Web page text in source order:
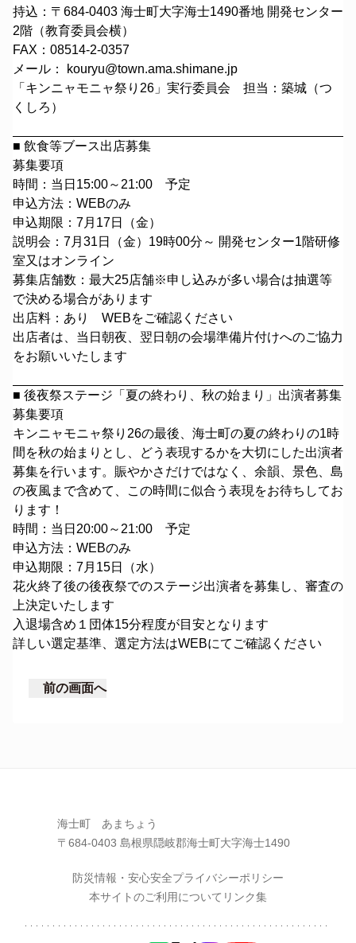
持込：〒684-0403 海士町大字海士1490番地 開発センター
2階（教育委員会横）
FAX：08514-2-0357
メール： kouryu@town.ama.shimane.jp
「キンニャモニャ祭り26」実行委員会 担当：築城（つ
くしろ）
■ 飲食等ブース出店募集
募集要項
時間：当日15:00～21:00 予定
申込方法： WEBのみ
申込期限：7月17日（金）
説明会：7月31日（金）19時00分～ 開発センター1階研修
室又はオンライン
募集店舗数：最大25店舗※申し込みが多い場合は抽選等
で決める場合があります
出店料：あり WEBをご確認ください
出店者は、当日朝夜、翌日朝の会場準備片付けへのご協力
をお願いいたします
■ 後夜祭ステージ「夏の終わり、秋の始まり」出演者募集
募集要項
キンニャモニャ祭り26の最後、海士町の夏の終わりの1時
間を秋の始まりとし、どう表現するかを大切にした出演者
募集を行います。賑やかさだけではなく、余韻、景色、島
の夜風まで含めて、この時間に似合う表現をお待ちしてお
ります！
時間：当日20:00～21:00 予定
申込方法： WEBのみ
申込期限：7月15日（水）
花火終了後の後夜祭でのステージ出演者を募集し、審査の
上決定いたします
入退場含め１団体15分程度が目安となります
詳しい選定基準、選定方法はWEBにてご確認ください
前の画面へ
海士町 あまちょう
〒684-0403 島根県隠岐郡海士町大字海士1490
防災情報・安心安全プライバシーポリシー
本サイトのご利用について リンク集